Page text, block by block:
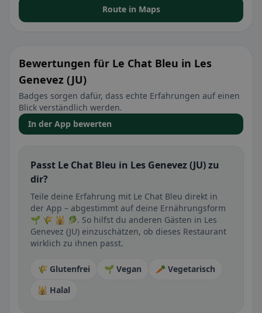
Route in Maps
Bewertungen für Le Chat Bleu in Les
Genevez (JU)
Badges sorgen dafür, dass echte Erfahrungen auf einen
Blick verständlich werden.
In der App bewerten
Passt Le Chat Bleu in Les Genevez (JU) zu
dir?
Teile deine Erfahrung mit Le Chat Bleu direkt in
der App – abgestimmt auf deine Ernährungsform
🌱 🌾 🕌 🥬. So hilfst du anderen Gästen in Les
Genevez (JU) einzuschätzen, ob dieses Restaurant
wirklich zu ihnen passt.
🌾 Glutenfrei 🌱 Vegan
🥕 Vegetarisch
🕌 Halal